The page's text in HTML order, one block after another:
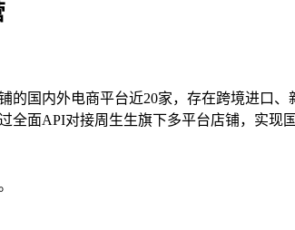
国内外电商平台近20家，存在跨境进口、
全面API对接周生生旗下多平台店铺，实